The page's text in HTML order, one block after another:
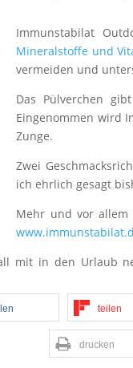
Immunstabilat
Mineralstoffe und
vermeiden und
Das Pülverchen
Eingenommen wird
Zunge.
Zwei
ich ehrlich gesagt
Mehr und vor allem
mit in den Urlaub
teilen
drucken